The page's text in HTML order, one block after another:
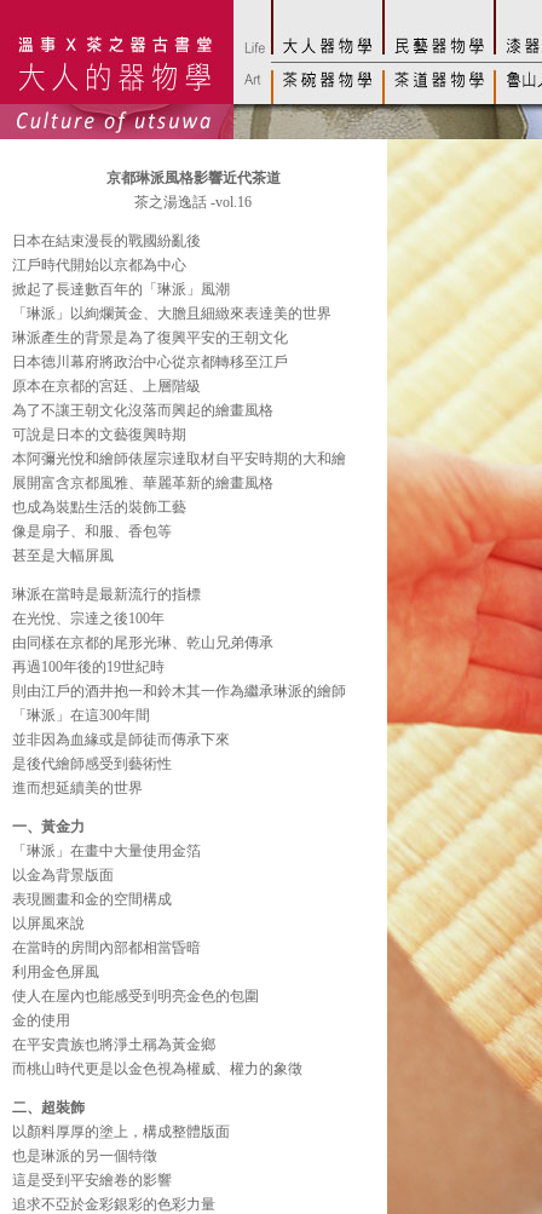
京都琳派風格影響近代茶道
茶之湯逸話 -vol.16
日本在結束漫長的戰國紛亂後
江戶時代開始以京都為中心
掀起了長達數百年的「琳派」風潮
「琳派」以絢爛黃金、大膽且細緻來表達美的世界
琳派產生的背景是為了復興平安的王朝文化
日本德川幕府將政治中心從京都轉移至江戶
原本在京都的宮廷、上層階級
為了不讓王朝文化沒落而興起的繪畫風格
可說是日本的文藝復興時期
本阿彌光悅和繪師俵屋宗達取材自平安時期的大和繪
展開富含京都風雅、華麗革新的繪畫風格
也成為裝點生活的裝飾工藝
像是扇子、和服、香包等
甚至是大幅屏風
琳派在當時是最新流行的指標
在光悅、宗達之後100年
由同樣在京都的尾形光琳、乾山兄弟傳承
再過100年後的19世紀時
則由江戶的酒井抱一和鈴木其一作為繼承琳派的繪師
「琳派」在這300年間
並非因為血緣或是師徒而傳承下來
是後代繪師感受到藝術性
進而想延續美的世界
一、黃金力
「琳派」在畫中大量使用金箔
以金為背景版面
表現圖畫和金的空間構成
以屏風來說
在當時的房間內部都相當昏暗
利用金色屏風
使人在屋內也能感受到明亮金色的包圍
金的使用
在平安貴族也將淨土稱為黃金鄉
而桃山時代更是以金色視為權威、權力的象徵
二、超裝飾
以顏料厚厚的塗上，構成整體版面
也是琳派的另一個特徵
這是受到平安繪卷的影響
追求不亞於金彩銀彩的色彩力量